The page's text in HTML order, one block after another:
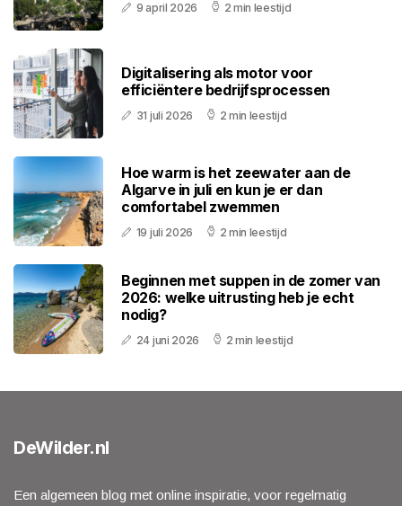
9 april 2026 2 min leestijd
Digitalisering als motor voor
efficiëntere bedrijfsprocessen
31 juli 2026 2 min leestijd
Hoe warm is het zeewater aan de
Algarve in juli en kun je er dan
comfortabel zwemmen
19 juli 2026 2 min leestijd
Beginnen met suppen in de zomer van
2026: welke uitrusting heb je echt
nodig?
24 juni 2026 2 min leestijd
DeWilder.nl
Een algemeen blog met online inspiratie, voor regelmatig